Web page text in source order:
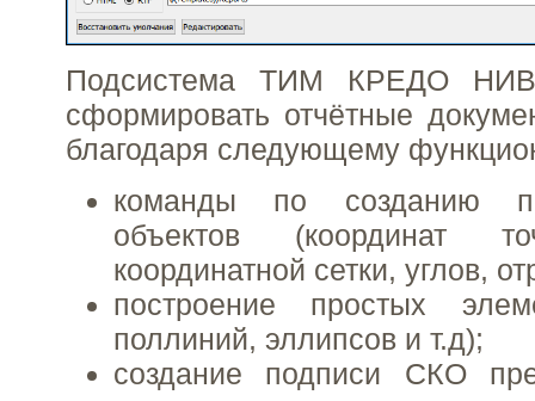
Подсистема ТИМ КРЕДО
сформировать отчётные
благодаря следующему
команды по созданию
объектов (координат
координатной сетки, углов,
построение простых
поллиний, эллипсов и т.д);
создание подписи СКО